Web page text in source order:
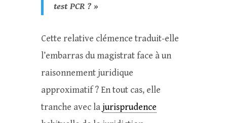
test PCR ? »
Cette relative clémence traduit-elle
l’embarras du magistrat face à un
raisonnement juridique
approximatif ? En tout cas, elle
tranche avec la jurisprudence